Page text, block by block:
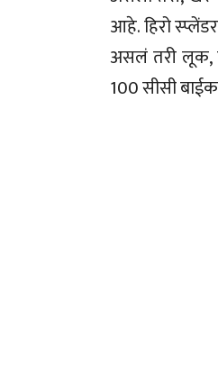
आहे. हिरो
असलं तरी लूक,
100 सीसी